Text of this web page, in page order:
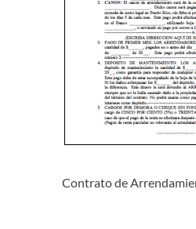
Contrato de